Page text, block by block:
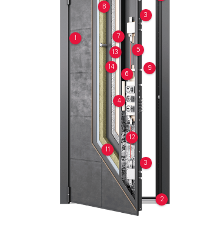
1
2
3
3
4
5
6
7
8
9
11
12
13
14